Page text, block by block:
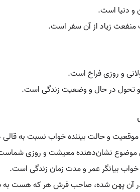
و دنیا است.
منفعت زیاد از آن سفر است.
و روزی فراخ است.
و تحول در حال و وضعیت زندگی است.
و حالت بیننده خواب نسبت به قالی
موضوع نشان‌دهنده معیشت و روزی
خواب بیانگر عمر و مدت زمان زندگی است.
در آن پهن شده، صاحب فرش هر که هست به